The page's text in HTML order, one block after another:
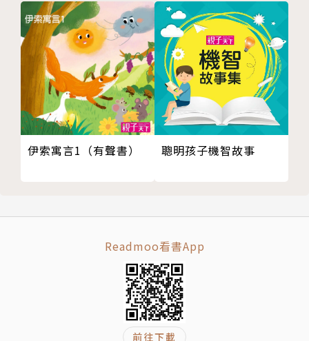
年紀漸長，從貪吃的小鬼晉級為資深貪吃鬼，最喜歡收
到的禮物是咖啡和巧克力……可以放進肚子的禮物，不
占空間，情意永留存。
第一本短篇童話《孩子王．老虎》，榮獲《中國時報》
「開卷」年度最佳童書獎和大陸宋慶齡兒童文學獎。
朗讀者簡介
從2010年起，開辦好聽的聲音培訓營，教說話、教表
達，同時，加入戲劇表演課程，更讓學員能把話說得漂
亮、說得驚天動地、說得感人肺腑。2016年9月正式更
名為「新傳媒學苑」，致力於培訓媒體相關專業與技
蔡惠月：資深編劇、廣播人。擅長用文字和聲音說故
伊索寓言1（有聲書） 聰明孩子機智故事
Readmoo看書App
前往下載